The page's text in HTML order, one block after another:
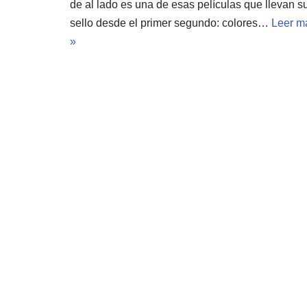
de al lado es una de esas películas que llevan
sello desde el primer segundo: colores… Leer
»